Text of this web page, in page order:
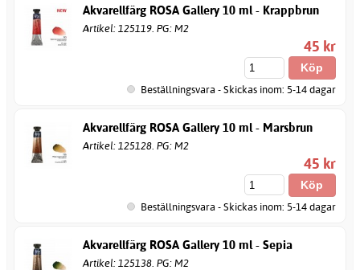
Akvarellfärg ROSA Gallery 10 ml - Krappbrun
Artikel: 125119. PG: M2
45 kr
Beställningsvara - Skickas inom: 5-14 dagar
Akvarellfärg ROSA Gallery 10 ml - Marsbrun
Artikel: 125128. PG: M2
45 kr
Beställningsvara - Skickas inom: 5-14 dagar
Akvarellfärg ROSA Gallery 10 ml - Sepia
Artikel: 125138. PG: M2